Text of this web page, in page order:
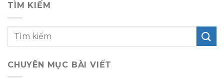
TÌM KIẾM
CHUYÊN MỤC BÀI VIẾT